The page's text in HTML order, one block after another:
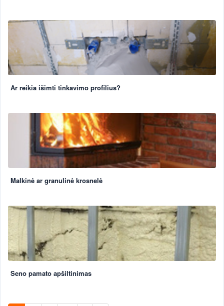
Ar reikia išimti tinkavimo profilius?
Malkinė ar granulinė krosnelė
Seno pamato apšiltinimas